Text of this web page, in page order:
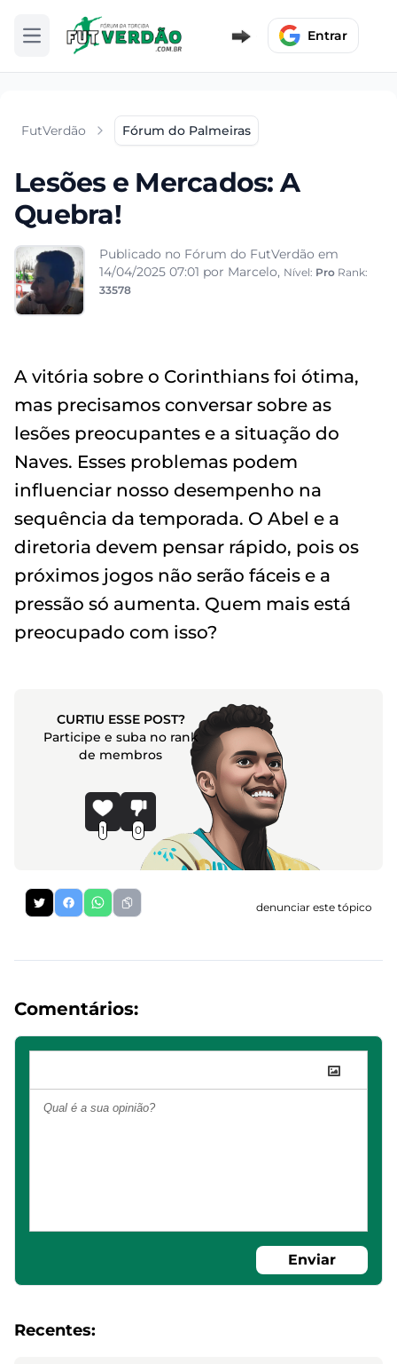
Abrir menu Entrar
FutVerdão Fórum do Palmeiras
Lesões e Mercados: A
Quebra!
Publicado no Fórum do FutVerdão em
14/04/2025 07:01 por Marcelo, Nível: Pro Rank:
33578
A vitória sobre o Corinthians foi ótima,
mas precisamos conversar sobre as
lesões preocupantes e a situação do
Naves. Esses problemas podem
influenciar nosso desempenho na
sequência da temporada. O Abel e a
diretoria devem pensar rápido, pois os
próximos jogos não serão fáceis e a
pressão só aumenta. Quem mais está
preocupado com isso?
CURTIU ESSE POST?
Participe e suba no rank
de membros
1 0
denunciar este tópico
Comentários:
Enviar
Recentes: